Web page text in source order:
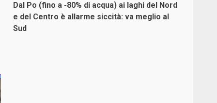
Dal Po (fino a -80% di acqua) ai laghi del Nord
e del Centro è allarme siccità: va meglio al
Sud